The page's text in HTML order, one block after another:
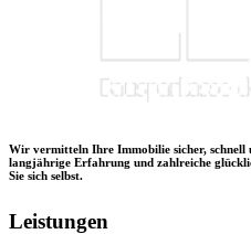
Wir vermitteln Ihre Immobilie sicher, schnell
langjährige Erfahrung und zahlreiche
Sie sich selbst.
Leistungen